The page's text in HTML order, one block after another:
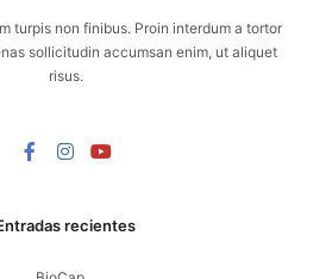
turpis non finibus. Proin interdum a tortor
sollicitudin accumsan enim, ut aliquet
risus.
recientes